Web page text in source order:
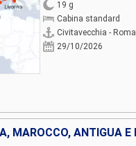
19 g
Cabina standard
Civitavecchia - Roma
29/10/2026